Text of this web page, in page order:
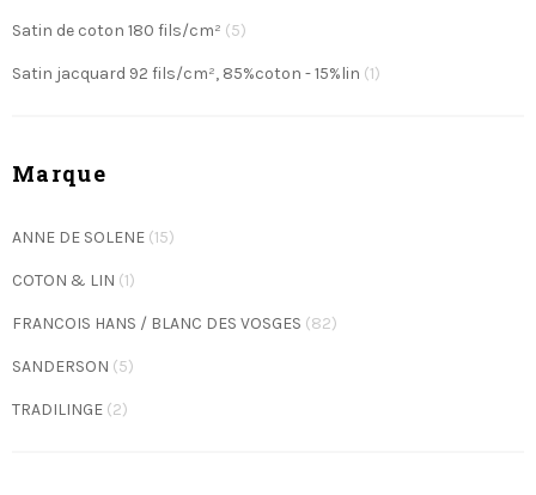
Satin de coton 180 fils/cm² (5)
Satin jacquard 92 fils/cm², 85%coton - 15%lin (1)
Marque
ANNE DE SOLENE (15)
COTON & LIN (1)
FRANCOIS HANS / BLANC DES VOSGES (82)
SANDERSON (5)
TRADILINGE (2)